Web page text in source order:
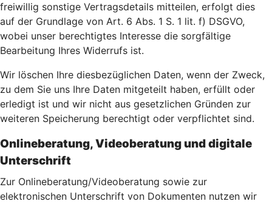
freiwillig sonstige Vertragsdetails mitteilen, erfolgt dies
auf der Grundlage von Art. 6 Abs. 1 S. 1 lit. f) DSGVO,
wobei unser berechtigtes Interesse die sorgfältige
Bearbeitung Ihres Widerrufs ist.
Wir löschen Ihre diesbezüglichen Daten, wenn der Zweck,
zu dem Sie uns Ihre Daten mitgeteilt haben, erfüllt oder
erledigt ist und wir nicht aus gesetzlichen Gründen zur
weiteren Speicherung berechtigt oder verpflichtet sind.
Onlineberatung, Videoberatung und digitale
Unterschrift
Zur Onlineberatung/Videoberatung sowie zur
elektronischen Unterschrift von Dokumenten nutzen wir